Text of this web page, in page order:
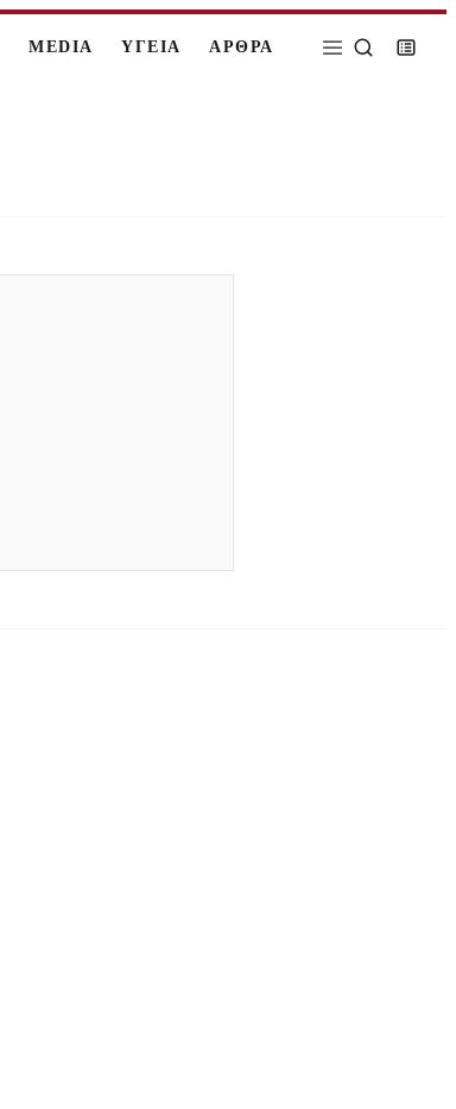
MEDIA ΥΓΕΙΑ ΑΡΘΡΑ